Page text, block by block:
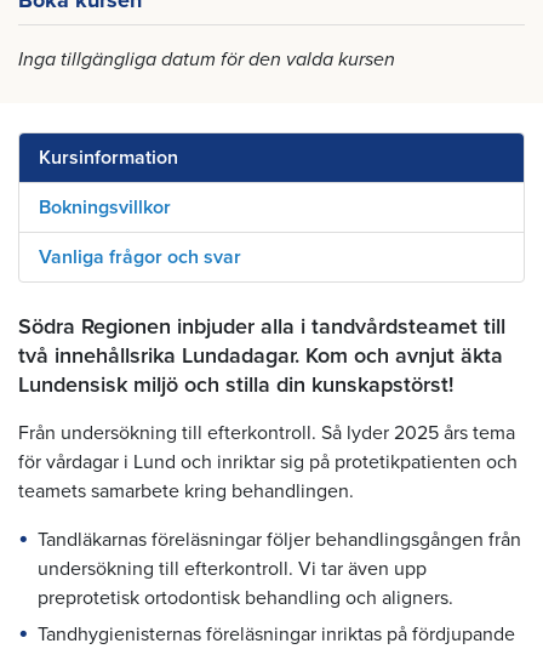
Inga tillgängliga datum för den valda kursen
Kursinformation
Bokningsvillkor
Vanliga frågor och svar
Södra Regionen inbjuder alla i tandvårdsteamet till
två innehållsrika Lundadagar. Kom och avnjut äkta
Lundensisk miljö och stilla din kunskapstörst!
Från undersökning till efterkontroll. Så lyder 2025 års tema
för vårdagar i Lund och inriktar sig på protetikpatienten och
teamets samarbete kring behandlingen.
Tandläkarnas föreläsningar följer behandlingsgången från
undersökning till efterkontroll. Vi tar även upp
preprotetisk ortodontisk behandling och aligners.
Tandhygienisternas föreläsningar inriktas på fördjupande